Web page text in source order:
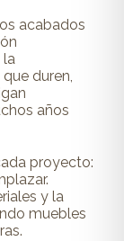
acabados
la
duren,
años
proyecto:
y la
muebles